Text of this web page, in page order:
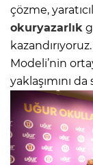
çözme,
okuryazarlık
Modeli’nin
yaklaşımını